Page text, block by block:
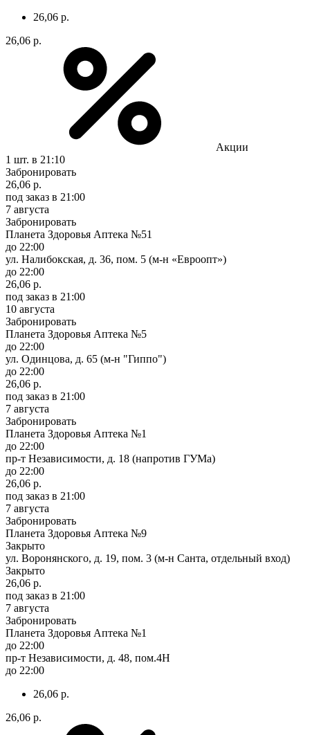
26,06 р.
26,06 р.
Акции
1 шт. в 21:10
Забронировать
26,06 р.
под заказ в 21:00
7 августа
Забронировать
Планета Здоровья Аптека №51
до 22:00
ул. Налибокская, д. 36, пом. 5 (м-н «Евроопт»)
до 22:00
26,06 р.
под заказ в 21:00
10 августа
Забронировать
Планета Здоровья Аптека №5
до 22:00
ул. Одинцова, д. 65 (м-н "Гиппо")
до 22:00
26,06 р.
под заказ в 21:00
7 августа
Забронировать
Планета Здоровья Аптека №1
до 22:00
пр-т Независимости, д. 18 (напротив ГУМа)
до 22:00
26,06 р.
под заказ в 21:00
7 августа
Забронировать
Планета Здоровья Аптека №9
Закрыто
ул. Воронянского, д. 19, пом. 3 (м-н Санта, отдельный вход)
Закрыто
26,06 р.
под заказ в 21:00
7 августа
Забронировать
Планета Здоровья Аптека №1
до 22:00
пр-т Независимости, д. 48, пом.4Н
до 22:00
26,06 р.
26,06 р.